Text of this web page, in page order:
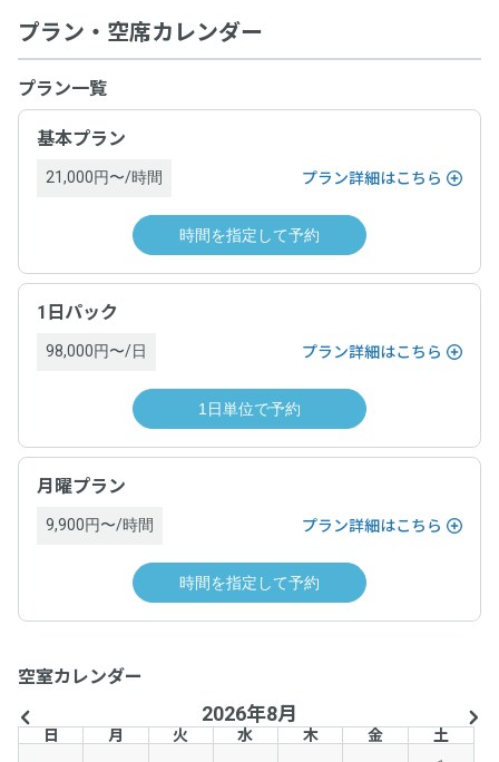
プラン・空席カレンダー
プラン一覧
基本プラン
21,000円〜/時間 プラン詳細はこちら
時間を指定して予約
1日パック
98,000円〜/日 プラン詳細はこちら
1日単位で予約
月曜プラン
9,900円〜/時間 プラン詳細はこちら
時間を指定して予約
空室カレンダー
2026年8月
日 月 火 水 木 金
土